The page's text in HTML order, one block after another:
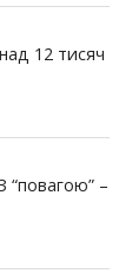
12 тисяч
–